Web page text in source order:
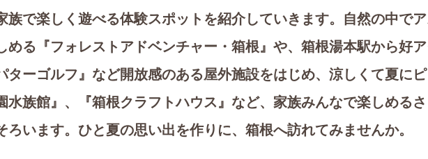
族で楽しく遊べる体験スポットを紹介していきます。自然の中で
める『フォレストアドベンチャー・箱根』や、箱根湯本駅から好
ターゴルフ』など開放感のある屋外施設をはじめ、涼しくて夏に
水族館』、『箱根クラフトハウス』など、家族みんなで楽しめるさ
ろいます。ひと夏の思い出を作りに、箱根へ訪れてみませんか。